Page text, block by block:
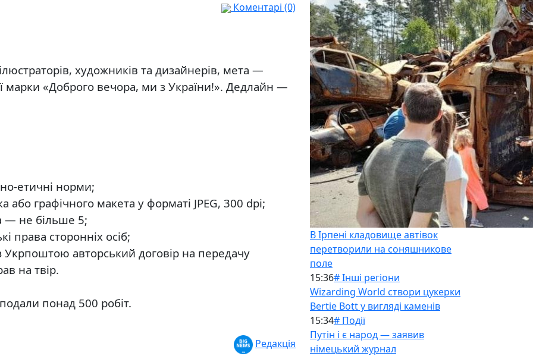
Коментарі (0)
художників та дизайнерів, мета —
марки «Доброго вечора, ми з України!». Дедлайн —
етичні норми;
або графічного макета у форматі JPEG, 300 dpi;
— не більше 5;
права сторонніх осіб;
Укрпоштою авторський договір на передачу
на твір.
понад 500 робіт.
Редакція
В Ірпені кладовище автівок
перетворили на соняшникове
поле
15:36# Інші регіони
Wizarding World створи цукерки
Bertie Bott у вигляді каменів
15:34# Події
Путін і є народ — заявив
німецький журнал